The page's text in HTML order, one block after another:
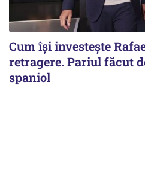
Cum își investește
retragere. Pariul făcut
spaniol